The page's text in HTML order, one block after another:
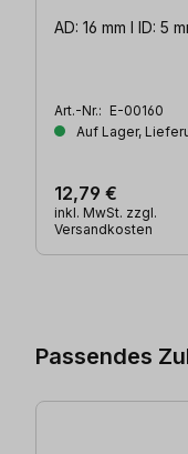
Art.-Nr.: E-00160
Auf Lager,
12,79 €
inkl. MwSt. zzgl.
Versandkosten
Passendes